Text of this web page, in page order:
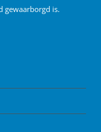
gewaarborgd is.